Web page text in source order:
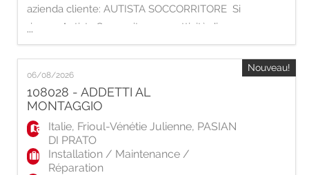
azienda cliente: AUTISTA SOCCORRITORE Si
ricerca Autista Soccorritore per attività di
trasporto sanitario. Requisiti richiesti: -
Patente di guida categoria B - Attestato di
primo soccorso - Certificazione BLSD in
corso di validità - Disponibilità a lavorare nei
...
06/08/2026
108028 - ADDETTI AL
MONTAGGIO
Italie, Frioul-Vénétie Julienne, PASIAN
DI PRATO
Installation / Maintenance /
Réparation
Nouveau!